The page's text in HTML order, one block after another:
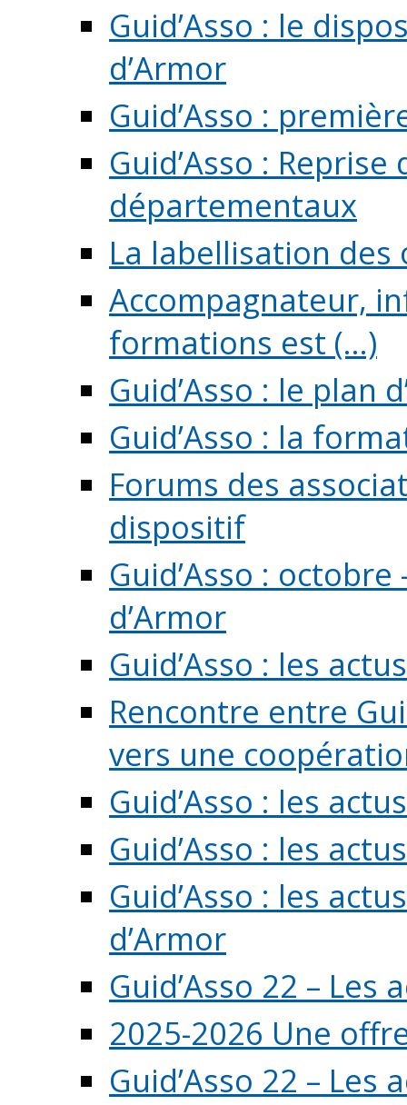
Guid’Asso : le
d’Armor
Guid’Asso :
Guid’Asso :
départementaux
La labellisation
Accompagnateur,
formations est (...)
Guid’Asso : le plan
Guid’Asso : la
Forums des
dispositif
Guid’Asso :
d’Armor
Guid’Asso : les
Rencontre entre
vers une
Guid’Asso : les
Guid’Asso : les
Guid’Asso : les
d’Armor
Guid’Asso 22 – Les
2025-2026 Une
Guid’Asso 22 –